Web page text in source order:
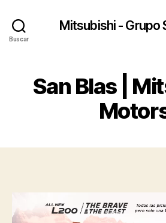
Buscar
Mitsubishi - Grupo
San Blas |